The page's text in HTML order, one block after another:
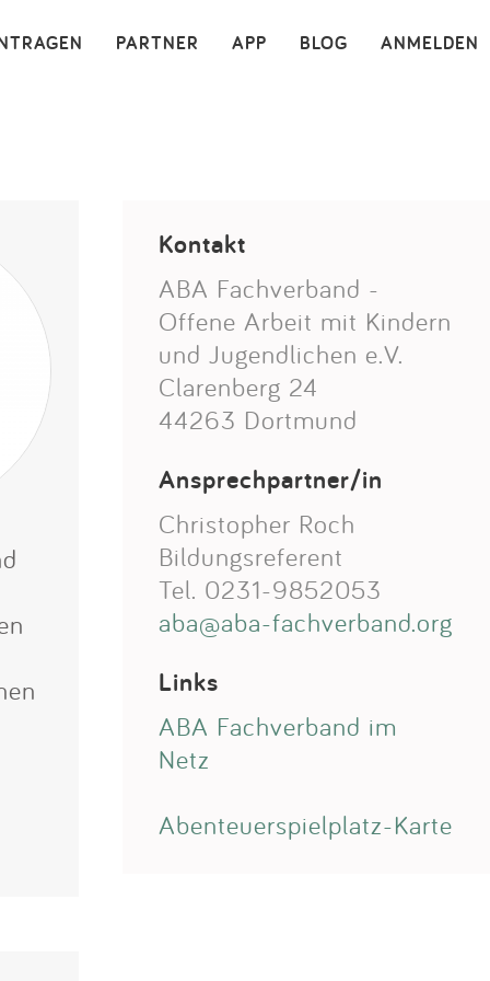
ANMELDEN
BLOG
APP
PARTNER ×
Kontakt
ABA Fachverband -
Offene Arbeit mit Kindern
und Jugendlichen e.V.
Clarenberg 24
44263 Dortmund
Ansprechpartner/in
Christopher Roch
Bildungsreferent
Tel. 0231-9852053
aba@aba-fachverband.org
Links
ABA Fachverband im
Netz
Abenteuerspielplatz-Karte